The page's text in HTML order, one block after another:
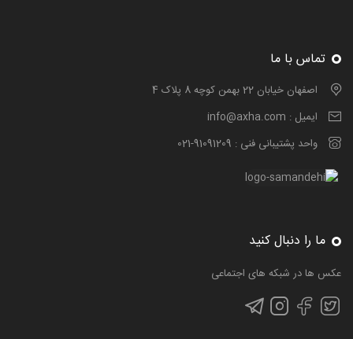
تماس با ما
اصفهان خیابان 22 بهمن کوچه 8 پلاک 4
ایمیل : info@axha.com
واحد پشتیبانی فنی : 021-91091209
ما را دنبال کنید
عکس ها در شبکه های اجتماعی